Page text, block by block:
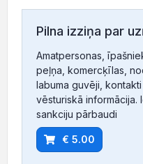
Pilna izziņa par
Amatpersonas,
peļņa, komercķīlas,
labuma guvēji, kontakti
vēsturiskā informācija.
sankciju pārbaudi
€ 5.00